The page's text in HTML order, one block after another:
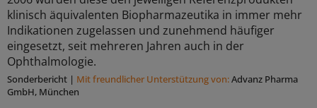
klinisch äquivalenten Biopharmazeutika in immer mehr
Indikationen zugelassen und zunehmend häufiger
eingesetzt, seit mehreren Jahren auch in der
Ophthalmologie.
Sonderbericht | Mit freundlicher Unterstützung von:Advanz Pharma
GmbH, München